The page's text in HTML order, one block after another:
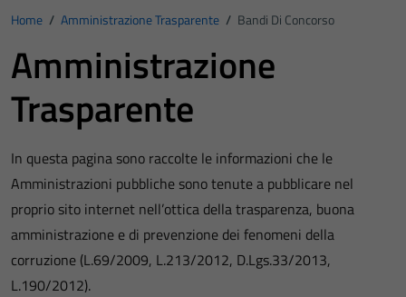
Home / Amministrazione Trasparente / Bandi Di Concorso
Amministrazione
Trasparente
In questa pagina sono raccolte le informazioni che le
Amministrazioni pubbliche sono tenute a pubblicare nel
proprio sito internet nell’ottica della trasparenza, buona
amministrazione e di prevenzione dei fenomeni della
corruzione (L.69/2009, L.213/2012, D.Lgs.33/2013,
L.190/2012).